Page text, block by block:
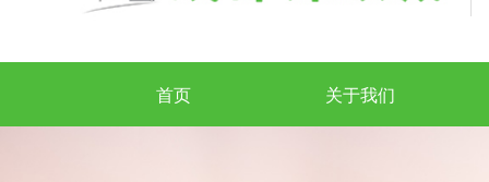
首页 关于我们